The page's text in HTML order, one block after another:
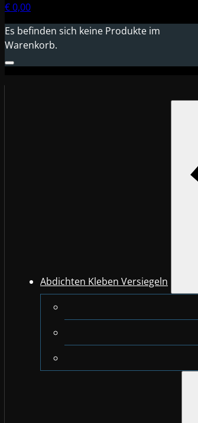
€0,00
Es befinden sich keine Produkte im
Warenkorb.
Abdichten Kleben Versiegeln